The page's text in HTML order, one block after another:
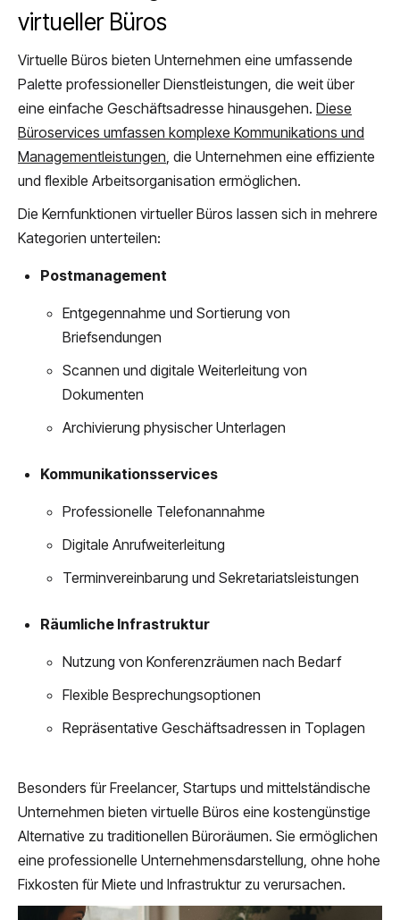
virtueller Büros
Virtuelle Büros bieten Unternehmen eine umfassende
Palette professioneller Dienstleistungen, die weit über
eine einfache Geschäftsadresse hinausgehen. Diese
Büroservices umfassen komplexe Kommunikations und
Managementleistungen, die Unternehmen eine effiziente
und flexible Arbeitsorganisation ermöglichen.
Die Kernfunktionen virtueller Büros lassen sich in mehrere
Kategorien unterteilen:
Postmanagement
Entgegennahme und Sortierung von
Briefsendungen
Scannen und digitale Weiterleitung von
Dokumenten
Archivierung physischer Unterlagen
Kommunikationsservices
Professionelle Telefonannahme
Digitale Anrufweiterleitung
Terminvereinbarung und Sekretariatsleistungen
Räumliche Infrastruktur
Nutzung von Konferenzräumen nach Bedarf
Flexible Besprechungsoptionen
Repräsentative Geschäftsadressen in Toplagen
Besonders für Freelancer, Startups und mittelständische
Unternehmen bieten virtuelle Büros eine kostengünstige
Alternative zu traditionellen Büroräumen. Sie ermöglichen
eine professionelle Unternehmensdarstellung, ohne hohe
Fixkosten für Miete und Infrastruktur zu verursachen.